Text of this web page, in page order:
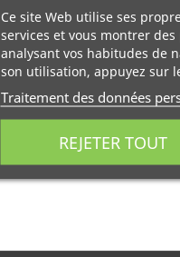
Ce site Web utilise ses
services et vous montrer
analysant vos habitudes de
son utilisation, appuyez sur
Traitement des données
REJETER TOUT